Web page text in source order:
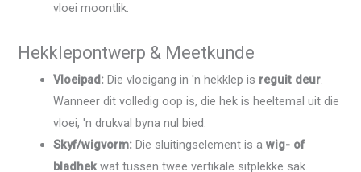
vloei moontlik.
Hekklepontwerp & Meetkunde
Vloeipad: Die vloeigang in 'n hekklep is reguit deur.
Wanneer dit volledig oop is, die hek is heeltemal uit die
vloei, 'n drukval byna nul bied.
Skyf/wigvorm: Die sluitingselement is awig- of
bladhekwat tussen twee vertikale sitplekke sak.